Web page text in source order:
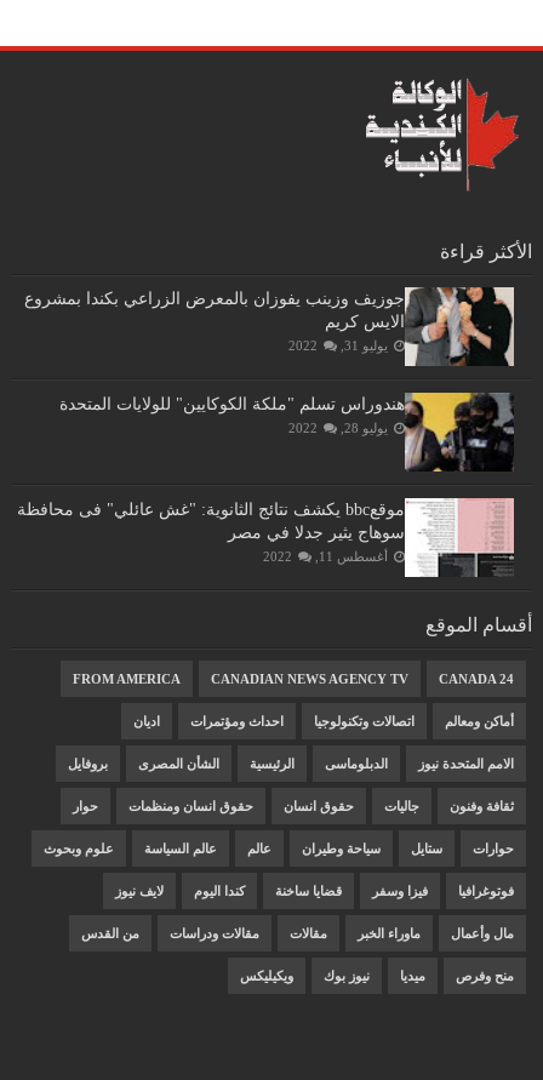
الأكثر قراءة
جوزيف وزينب يفوزان بالمعرض الزراعي بكندا بمشروع
الايس كريم
يوليو 31, 2022
هندوراس تسلم "ملكة الكوكايين" للولايات المتحدة
يوليو 28, 2022
موقعbbc يكشف نتائج الثانوية: "غش عائلي" فى محافظة
سوهاج يثير جدلا في مصر
أغسطس 11, 2022
أقسام الموقع
CANADA 24
CANADIAN NEWS AGENCY TV
FROM AMERICA
أماكن ومعالم اتصالات وتكنولوجيا احداث ومؤتمرات اديان
الامم المتحدة نيوز الدبلوماسى الرئيسية الشأن المصرى بروفايل
ثقافة وفنون جاليات حقوق انسان حقوق انسان ومنظمات حوار
حوارات ستايل سياحة وطيران عالم عالم السياسة علوم وبحوث
فوتوغرافيا فيزا وسفر قضايا ساخنة كندا اليوم لايف نيوز
مال وأعمال ماوراء الخبر مقالات مقالات ودراسات من القدس
منح وفرص ميديا نيوز بوك ويكيليكس